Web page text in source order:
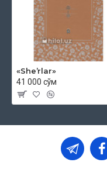
Kleopatra uyqusi
Kel beri
Tarixdan
Kuz
Buzilgan oʻlkaga
«Sheʼrlar»
41 000 сўм